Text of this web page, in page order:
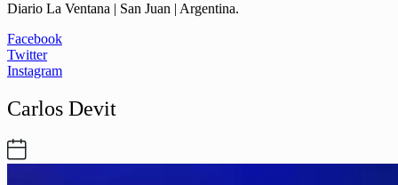
Diario La Ventana | San Juan | Argentina.
Facebook
Twitter
Instagram
Carlos Devit